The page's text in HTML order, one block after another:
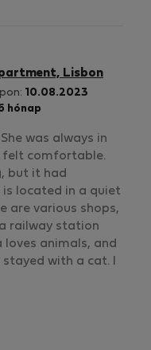
Lisbon
10.08.2023
hónap
was always in
felt comfortable.
but it had
is located in a quiet
are various shops,
railway station
animals, and
with a cat. I